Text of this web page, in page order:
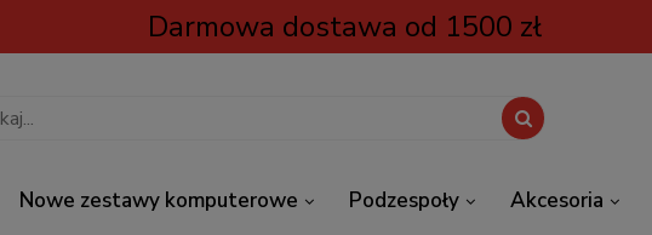
Darmowa dostawa od 1500 zł
Nowe zestawy komputerowe Podzespoły Akcesoria